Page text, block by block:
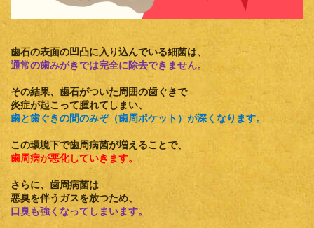
歯石の表面の凹凸に入り込んでいる細菌は、
通常の歯みがきでは完全に除去できません。
その結果、歯石がついた周囲の歯ぐきで
炎症が起こって腫れてしまい、
歯と歯ぐきの間のみぞ（歯周ポケット）が深くなります。
この環境下で歯周病菌が増えることで、
歯周病が悪化していきます。
さらに、歯周病菌は
悪臭を伴うガスを放つため、
口臭も強くなってしまいます。